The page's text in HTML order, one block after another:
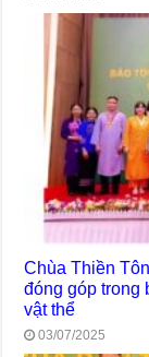
Chùa Thiền
đóng góp trong
vật thể
03/07/2025